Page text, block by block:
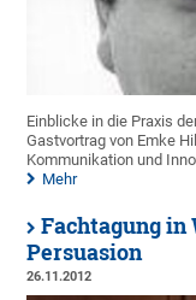
Einblicke in die Praxis
Gastvortrag von Emke
Kommunikation und
Mehr
Fachtagung in
Persuasion
26.11.2012